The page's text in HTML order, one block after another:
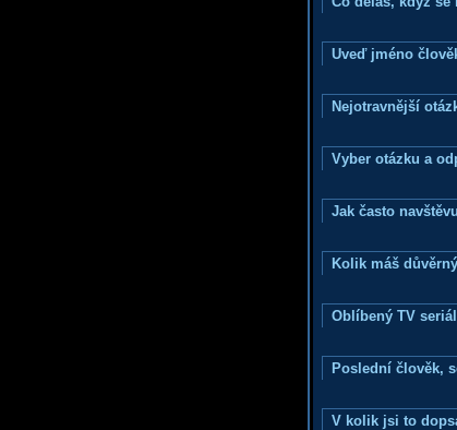
Uveď jméno
Nejotravnější
Vyber otázku a
Jak často
Kolik máš
Oblíbený TV
Poslední člověk,
V kolik jsi to